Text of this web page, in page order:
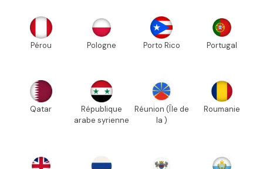
Pérou Pologne Porto Rico Portugal
Qatar
République
arabe syrienne
Réunion (Île de
la )
Roumanie